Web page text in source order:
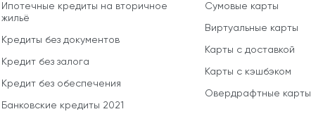
Ипотечные кредиты на вторичное
жильё
Кредиты без документов
Кредит без залога
Кредит без обеспечения
Банковские кредиты 2021
Сумовые карты
Виртуальные карты
Карты с доставкой
Карты с кэшбэком
Овердрафтные карты